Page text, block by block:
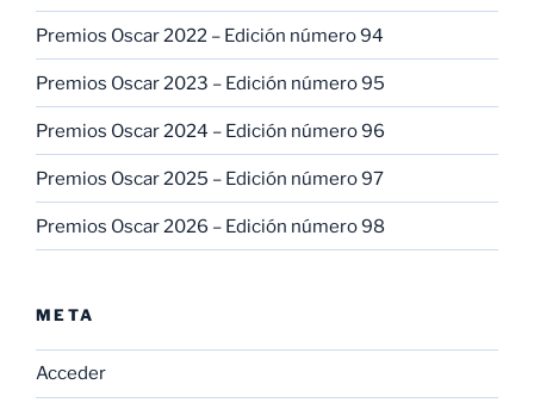
Premios Oscar 2022 – Edición número 94
Premios Oscar 2023 – Edición número 95
Premios Oscar 2024 – Edición número 96
Premios Oscar 2025 – Edición número 97
Premios Oscar 2026 – Edición número 98
META
Acceder